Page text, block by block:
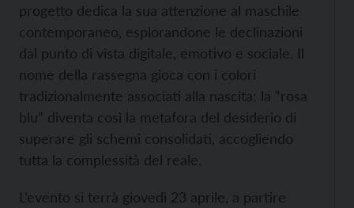
progetto dedica la sua attenzione al maschile
contemporaneo, esplorandone le declinazioni
dal punto di vista digitale, emotivo e sociale. Il
nome della rassegna gioca con i colori
tradizionalmente associati alla nascita: la “rosa
blu” diventa così la metafora del desiderio di
superare gli schemi consolidati, accogliendo
tutta la complessità del reale.
L’evento si terrà giovedì 23 aprile, a partire